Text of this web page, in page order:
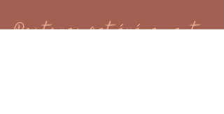
Partager cet événement